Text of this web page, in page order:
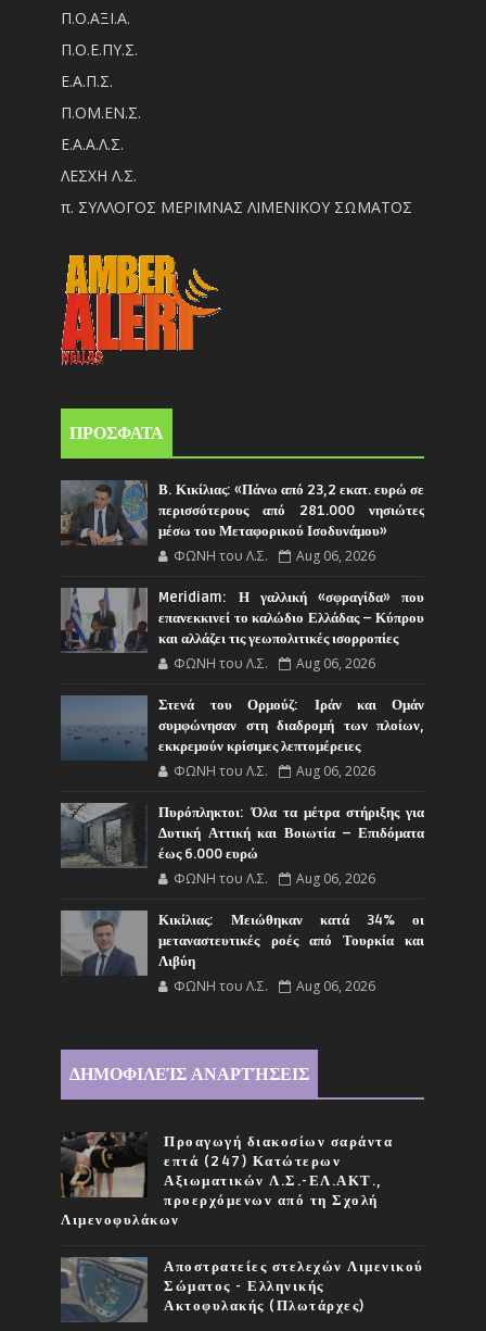
Π.Ο.ΑΞΙ.Α.
Π.Ο.Ε.ΠΥ.Σ.
Ε.Α.Π.Σ.
Π.ΟM.EN.Σ.
Ε.Α.Α.Λ.Σ.
ΛΕΣΧΗ Λ.Σ.
π. ΣΥΛΛΟΓΟΣ ΜΕΡΙΜΝΑΣ ΛΙΜΕΝΙΚΟΥ ΣΩΜΑΤΟΣ
ΠΡΟΣΦΑΤΑ
Β. Κικίλιας: «Πάνω από 23,2 εκατ. ευρώ σε
περισσότερους από 281.000 νησιώτες
μέσω του Μεταφορικού Ισοδυνάμου»
ΦΩΝΗ του Λ.Σ. Aug 06, 2026
Meridiam: Η γαλλική «σφραγίδα» που
επανεκκινεί το καλώδιο Ελλάδας – Κύπρου
και αλλάζει τις γεωπολιτικές ισορροπίες
ΦΩΝΗ του Λ.Σ. Aug 06, 2026
Στενά του Ορμούζ: Ιράν και Ομάν
συμφώνησαν στη διαδρομή των πλοίων,
εκκρεμούν κρίσιμες λεπτομέρειες
ΦΩΝΗ του Λ.Σ. Aug 06, 2026
Πυρόπληκτοι: Όλα τα μέτρα στήριξης για
Δυτική Αττική και Βοιωτία – Επιδόματα
έως 6.000 ευρώ
ΦΩΝΗ του Λ.Σ. Aug 06, 2026
Κικίλιας: Μειώθηκαν κατά 34% οι
μεταναστευτικές ροές από Τουρκία και
Λιβύη
ΦΩΝΗ του Λ.Σ. Aug 06, 2026
ΔΗΜΟΦΙΛΕΊΣ ΑΝΑΡΤΉΣΕΙΣ
Προαγωγή διακοσίων σαράντα
επτά (247) Κατώτερων
Αξιωματικών Λ.Σ.-ΕΛ.ΑΚΤ.,
προερχόμενων από τη Σχολή
Λιμενοφυλάκων
Αποστρατείες στελεχών Λιμενικού
Σώματος - Ελληνικής
Ακτοφυλακής (Πλωτάρχες)